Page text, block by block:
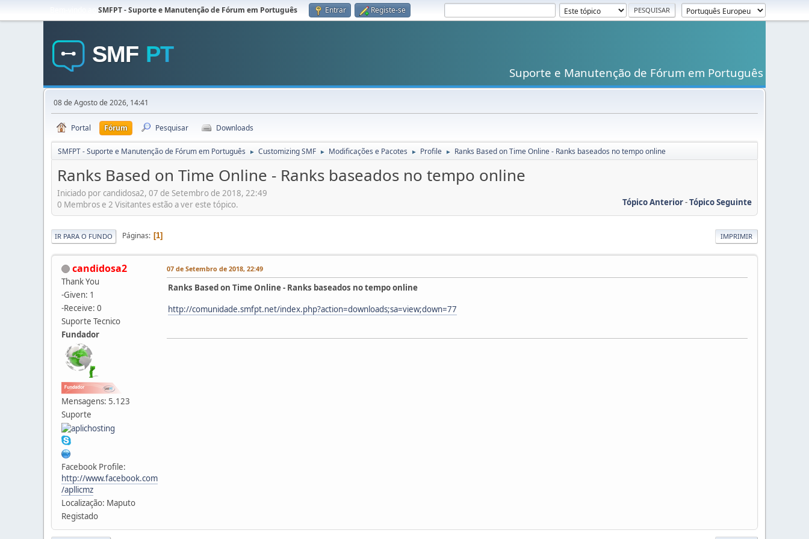
SMFPT - Suporte e Manutenção de Fórum em Português Entrar Registe-se
Suporte e Manutenção de Fórum em Português
08 de Agosto de 2026, 14:41
Portal Fórum Pesquisar Downloads
SMFPT - Suporte e Manutenção de Fórum em Português ► Customizing SMF ► Modificações e Pacotes ► Profile ► Ranks Based on Time Online - Ranks baseados no tempo online
Ranks Based on Time Online - Ranks baseados no tempo online
Iniciado por candidosa2, 07 de Setembro de 2018, 22:49
Tópico Anterior-Tópico Seguinte
0 Membros e 2 Visitantes estão a ver este tópico.
IMPRIMIR
IR PARA O FUNDO Páginas 1
candidosa2
Thank You
-Given: 1
-Receive: 0
Suporte Tecnico
Fundador
Mensagens: 5.123
Suporte
Facebook Profile:
http://www.facebook.com
/apllicmz
Localização: Maputo
Registado
07 de Setembro de 2018, 22:49
Ranks Based on Time Online - Ranks baseados no tempo online
http://comunidade.smfpt.net/index.php?action=downloads;sa=view;down=77